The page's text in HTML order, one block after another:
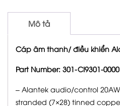
Mô tả
Cáp âm thanh/ điều khiển
Part Number: 301-CI9301-0000
– Alantek audio/control
stranded (7×28) tinned